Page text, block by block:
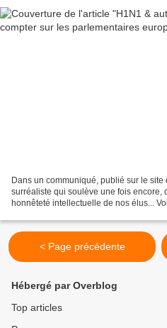
Dans un communiqué, publié sur le site
surréaliste qui soulève une fois encore,
honnêteté intellectuelle de nos élus...
< Page précédente
Hébergé par Overblog
Top articles